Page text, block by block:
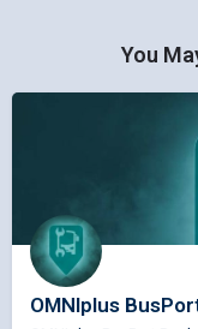
You
OMNIplus